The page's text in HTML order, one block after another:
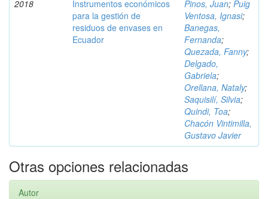
2018
Instrumentos económicos
para la gestión de
residuos de envases en
Ecuador
Pinos, Juan; Puig
Ventosa, Ignasi;
Banegas,
Fernanda;
Quezada, Fanny;
Delgado,
Gabriela;
Orellana, Nataly;
Saquisilí, Silvia;
Quindi, Toa;
Chacón Vintimilla,
Gustavo Javier
Otras opciones relacionadas
Autor